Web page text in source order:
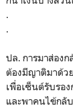
.
.
ปล. การมาส่องก
ต้องมีญาติมาด้ว
เพื่อเซ็นต์รับรอง
และพาคนไข้กลั